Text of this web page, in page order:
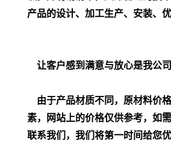
产品的设计、加工生产、安装、
让客户感到满意与放心是我公司
由于产品材质不同，原材料价
素，网站上的价格仅供参考，如
联系我们，我们将第一时间给您优